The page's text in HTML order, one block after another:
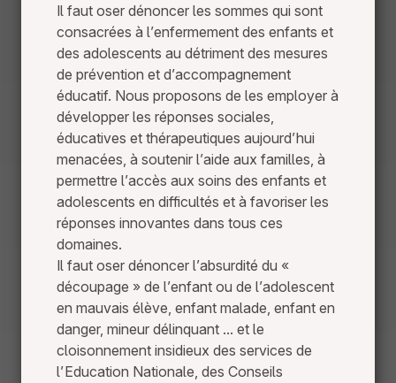
Il faut oser dénoncer les sommes qui sont
consacrées à l’enfermement des enfants et
des adolescents au détriment des mesures
de prévention et d’accompagnement
éducatif. Nous proposons de les employer à
développer les réponses sociales,
éducatives et thérapeutiques aujourd’hui
menacées, à soutenir l’aide aux familles, à
permettre l’accès aux soins des enfants et
adolescents en difficultés et à favoriser les
réponses innovantes dans tous ces
domaines.
Il faut oser dénoncer l’absurdité du «
découpage » de l’enfant ou de l’adolescent
en mauvais élève, enfant malade, enfant en
danger, mineur délinquant ... et le
cloisonnement insidieux des services de
l’Education Nationale, des Conseils